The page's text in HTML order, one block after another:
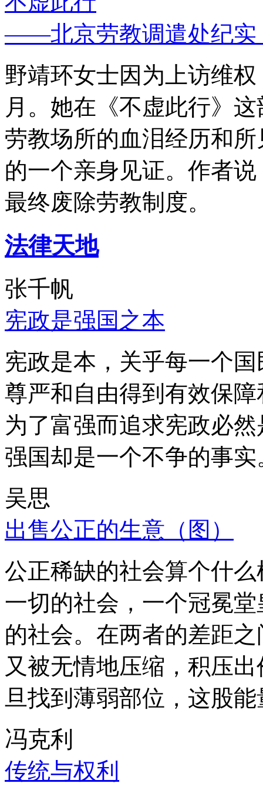
——北京劳教调遣处纪实
野靖环女士因为上访维
月。她在《不虚此行》
劳教场所的血泪经历和
的一个亲身见证。作者
最终废除劳教制度。
法律天地
张千帆
宪政是强国之本
宪政是本，关乎每一个
尊严和自由得到有效保
为了富强而追求宪政必
强国却是一个不争的事实
吴思
出售公正的生意（图）
公正稀缺的社会算个什
一切的社会，一个冠冕
的社会。在两者的差距
又被无情地压缩，积压
旦找到薄弱部位，这股
冯克利
传统与权利